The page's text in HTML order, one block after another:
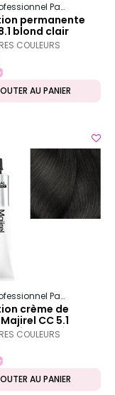
L’Oréal Professionnel Paris
permanente
blond clair
COULEURS
AU PANIER
L’Oréal Professionnel Paris
crème de
CC 5.1
cendré
COULEURS
AU PANIER